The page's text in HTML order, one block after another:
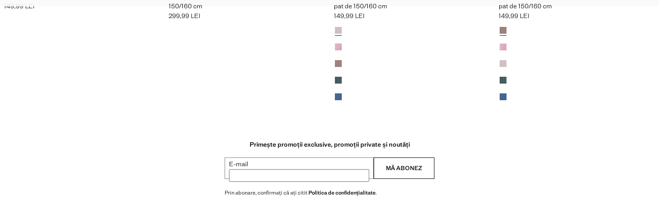
Preț actual [149,99 LEI ]
149,99 LEI
150/160 cm
Preț actual [299,99 LEI ]
299,99 LEI
pat de 150/160 cm
Preț actual [149,99 LEI ]
149,99 LEI
Culori
pat de 150/160 cm
Preț actual [149,99 LEI ]
149,99 LEI
Culori
Primește promoții exclusive, promoții private și noutăți
E-mail MĂ ABONEZ
Prin abonare, confirmați că ați cititPolitica de confidențialitate.